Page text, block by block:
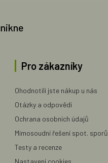
Pro zákazníky
Ohodnotili jste nákup u nás
Otázky a odpovědi
Ochrana osobních údajů
Mimosoudní řešení spot. sporů
Testy a recenze
Nastavení cookies